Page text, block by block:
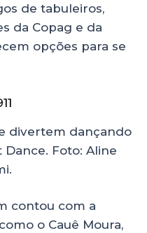
de tabuleiros,
da Copag e da
opções para se
divertem dançando
Foto: Aline
contou com a
o Cauê Moura,